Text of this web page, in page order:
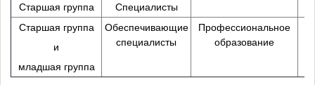
Старшая группа
Специалисты
Старшая группа
и
младшая группа
Обеспечивающие
специалисты
Профессиональное
образование